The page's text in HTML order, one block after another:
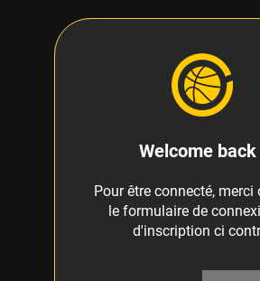
Welcome back
Pour être connecté, merci
le formulaire de
d'inscription ci